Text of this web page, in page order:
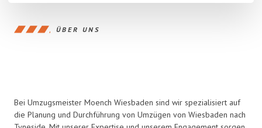
ÜBER UNS
Bei Umzugsmeister Moench Wiesbaden sind wir spezialisiert auf
die Planung und Durchführung von Umzügen von Wiesbaden nach